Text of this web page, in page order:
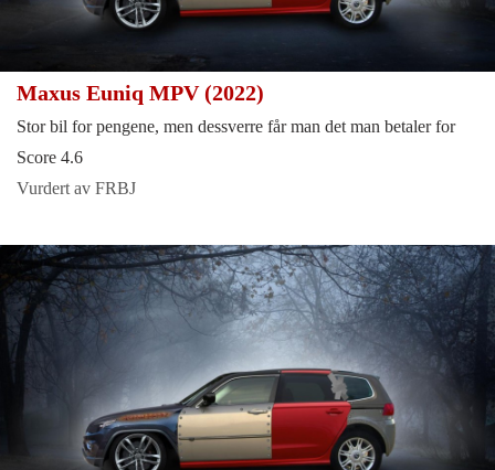
Maxus Euniq MPV (2022)
Stor bil for pengene, men dessverre får man det man betaler for
Score 4.6
Vurdert av FRBJ